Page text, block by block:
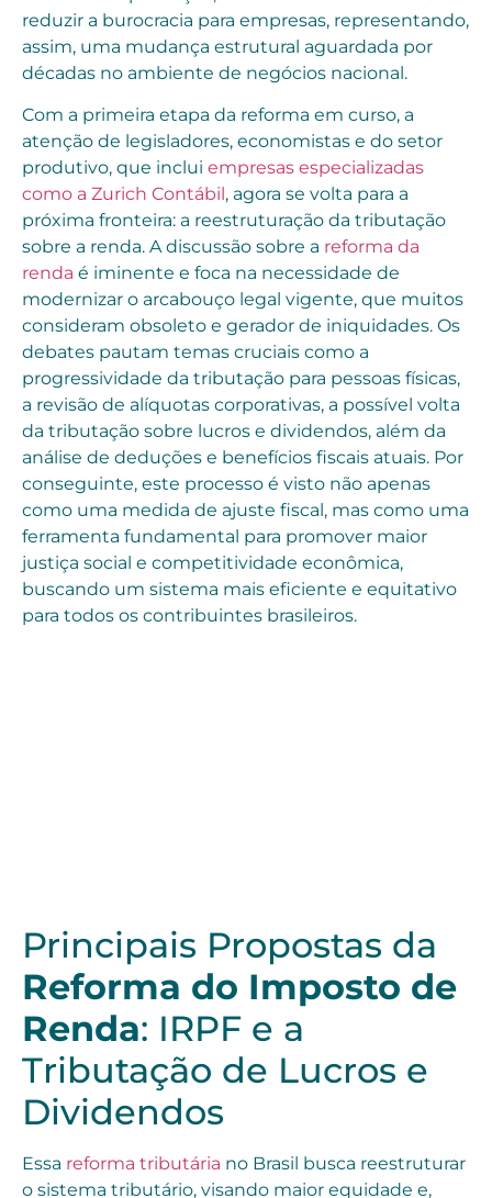
reduzir a burocracia para empresas, representando,
assim, uma mudança estrutural aguardada por
décadas no ambiente de negócios nacional.
Com a primeira etapa da reforma em curso, a
atenção de legisladores, economistas e do setor
produtivo, que inclui empresas especializadas
como a Zurich Contábil , agora se volta para a
próxima fronteira: a reestruturação da tributação
sobre a renda. A discussão sobre a reforma da
renda é iminente e foca na necessidade de
modernizar o arcabouço legal vigente, que muitos
consideram obsoleto e gerador de iniquidades. Os
debates pautam temas cruciais como a
progressividade da tributação para pessoas físicas,
a revisão de alíquotas corporativas, a possível volta
da tributação sobre lucros e dividendos, além da
análise de deduções e benefícios fiscais atuais. Por
conseguinte, este processo é visto não apenas
como uma medida de ajuste fiscal, mas como uma
ferramenta fundamental para promover maior
justiça social e competitividade econômica,
buscando um sistema mais eficiente e equitativo
para todos os contribuintes brasileiros.
Principais Propostas da
Reforma do Imposto de
Renda: IRPF e a
Tributação de Lucros e
Dividendos
Essa reforma tributária no Brasil busca reestruturar
o sistema tributário, visando maior equidade e,